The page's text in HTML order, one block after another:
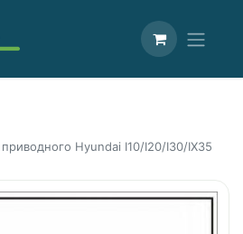
Hyundai I10/I20/I30/IX35